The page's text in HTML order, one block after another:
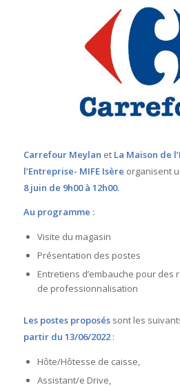
Carrefour Meylan et La Maison de
l’Entreprise- MIFE Isère organisent
8 juin de 9h00 à 12h00.
Au programme :
Visite du magasin
Présentation des postes
Entretiens d’embauche pour des
de professionnalisation
Les postes proposéssont les
partir du 13/06/2022:
Hôte/Hôtesse de caisse,
Assistant/e Drive,